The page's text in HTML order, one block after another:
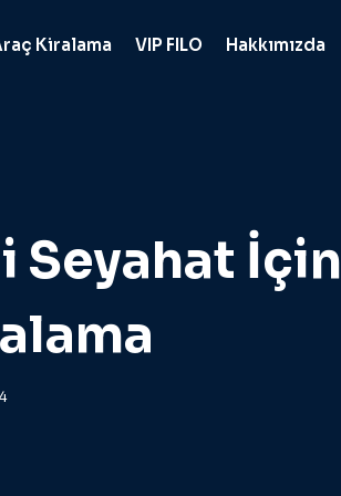
Kiralama VIP FILO Hakkımızda
Seyahat İçin